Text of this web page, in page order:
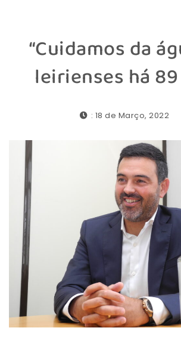
“Cuidamos da
leirienses há 89
: 18 de Março, 2022